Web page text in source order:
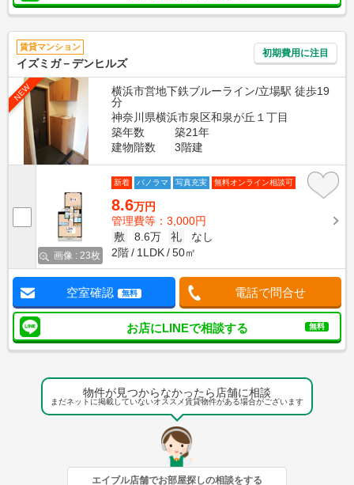
賃貸マンション
イズミガ－デンヒルズ
初期費用に注目
NEW
横浜市営地下鉄ブルーライン/立場駅 徒歩19
分
神奈川県横浜市泉区和泉が丘１丁目
築年数
築21年
建物階数
3階建
画像 : 23枚
新着 パノラマ 写真充実 無料オンライン相談可
8.6万円
管理費等：3,000円
敷
8.6万 礼
なし
2階
1LDK 50㎡
空室確認 無料 電話で問合せ
お店にLINEで相談する 無料
物件が見つからなかったら店舗に相談
まだネットに掲載していないオススメ賃貸物件がある場合がございます
エイブル店舗でお部屋探しの相談をする